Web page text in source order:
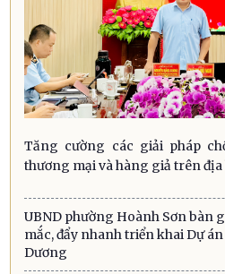
Tăng cường các giải pháp
thương mại và hàng giả trên địa
UBND phường Hoành Sơn bàn
mắc, đẩy nhanh triển khai Dự
Dương